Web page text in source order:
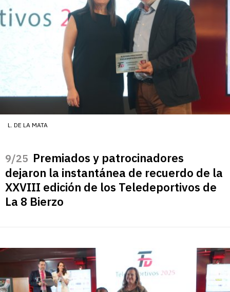
L. DE LA MATA
/25 Premiados y patrocinadores
dejaron la instantánea de recuerdo de la
XXVIII edición de los Teledeportivos de
La 8 Bierzo